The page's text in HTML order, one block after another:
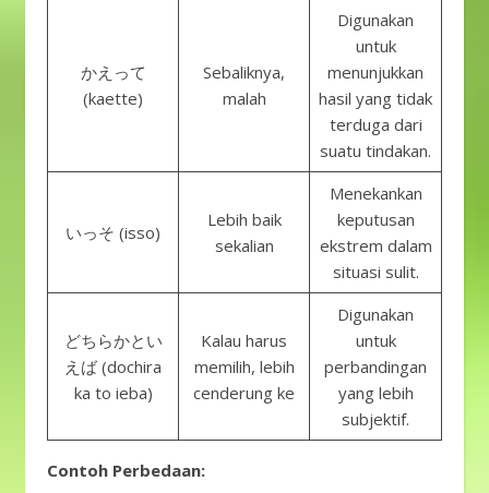
かえって
(kaette)
Sebaliknya,
malah
Digunakan
untuk
menunjukkan
hasil yang tidak
terduga dari
suatu tindakan.
いっそ (isso)
Lebih baik
sekalian
Menekankan
keputusan
ekstrem dalam
situasi sulit.
どちらかとい
えば (dochira
ka to ieba)
Kalau harus
memilih, lebih
cenderung ke
Digunakan
untuk
perbandingan
yang lebih
subjektif.
Contoh Perbedaan: